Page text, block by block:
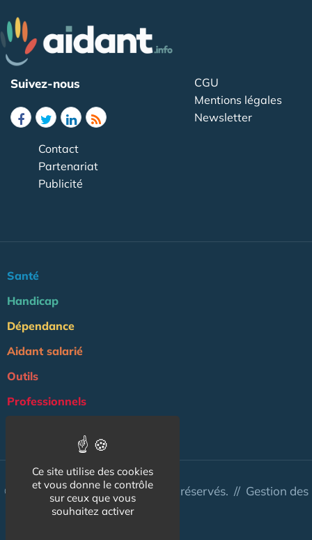
Suivez-nous
CGU
Mentions légales
Newsletter
Contact
Partenariat
Publicité
Santé
Handicap
Dépendance
Aidant salarié
Outils
Professionnels
© Aidant.info 2026 - Tous droits réservés. // Gestion des
Ce site utilise des cookies
et vous donne le contrôle
sur ceux que vous
souhaitez activer